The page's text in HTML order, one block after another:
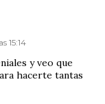
15:14
y veo que
hacerte tantas